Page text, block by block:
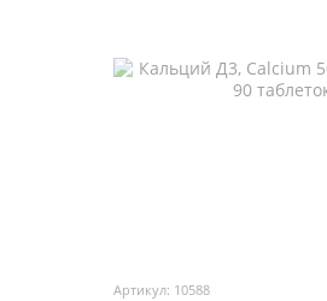
Артикул: 10588